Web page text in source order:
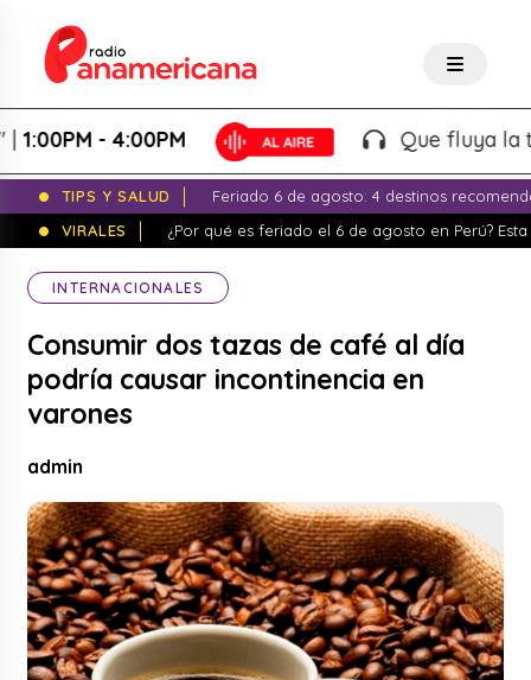
- 4:00PM Que fluya la
TIPS Y SALUD
Feriado 6 de agosto: 4 destinos
VIRALES
¿Por qué es feriado el 6 de agosto en Perú?
INTERNACIONALES
Consumir dos tazas de café al día
podría causar incontinencia en
varones
admin